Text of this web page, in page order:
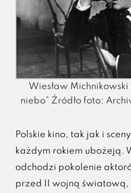
Wiesław Michnikowski
niebo” Źródło foto:
Polskie kino, tak jak i
każdym rokiem ubożeją.
odchodzi pokolenie
przed II wojną światową,